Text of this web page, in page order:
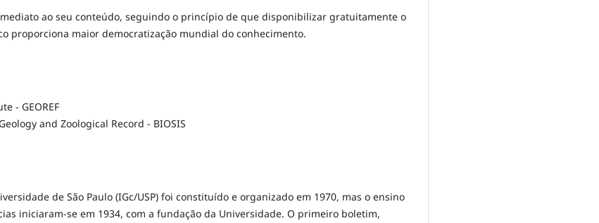
ao seu conteúdo, seguindo o princípio de que disponibilizar gratuitamente o
proporciona maior democratização mundial do conhecimento.
- GEOREF
and Zoological Record - BIOSIS
de São Paulo (IGc/USP) foi constituído e organizado em 1970, mas o ensino
iniciaram-se em 1934, com a fundação da Universidade. O primeiro boletim,